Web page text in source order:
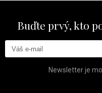
Buďte prvý, kto
Newsletter je